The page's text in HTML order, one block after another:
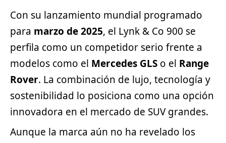
Con su lanzamiento mundial programado
para marzo de 2025, el Lynk & Co 900 se
perfila como un competidor serio frente a
modelos como el Mercedes GLS o el Range
Rover. La combinación de lujo, tecnología y
sostenibilidad lo posiciona como una opción
innovadora en el mercado de SUV grandes.
Aunque la marca aún no ha revelado los